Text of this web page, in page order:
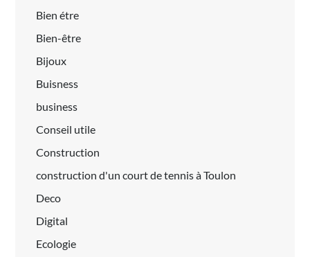
Bien étre
Bien-être
Bijoux
Buisness
business
Conseil utile
Construction
construction d'un court de tennis à Toulon
Deco
Digital
Ecologie